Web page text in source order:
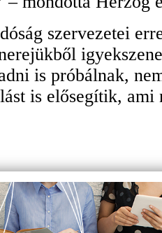
szervezetei
is próbálnak,
is elősegítik, ami